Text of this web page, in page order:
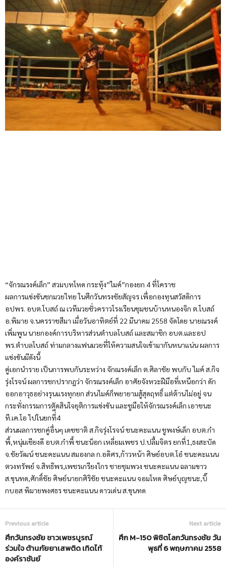
“จักรณรงค์เล็ก” สวมบทโหด กระทุ้ง”ไมค์”กองยก 4 ที่โคราช
ผลการแข่งขันชกมวยไทย ในศึกวันทรงชัยสัญจร เพื่อกองทุนสวัสดิการ
อปพร. อบต.โบสถ์ ณ เวทีมวยชั่วคราวโรงเรียนชุมชนบ้านหนองจิก ต.โบสถ์
อ.พิมาย จ.นครราชสีมา เมื่อวันอาทิตย์ที่ 22 มีนาคม 2558 จัดโดย นายณรงค์
เพิ่มพูน นายกองค์การบริหารส่วนตำบลโบสถ์ และสมาชิก อบต.และอป
พร.ตำบลโบสถ์ ท่ามกลางแฟนมวยที่ให้ความสนใจเข้ามากันหนาแน่น ผลการ
แข่งขันมีดังนี้
คู่เอกนำราย เป็นการพบกันระหว่าง จักณรงค์เล็ก ต.ศิลาชัย พบกับ ไมค์ ส.กิจ
รุ่งโรจน์ ผลการชกปรากฎว่า จักรณรงค์เล็ก อาศัยจังหวะฝีมือที่เหนือกว่า ดัก
ออกอาวุธอย่างรุนแรงทุกยก ส่วนไมค์ก็พยายามสู้สุดฤทธิ์ แต่ต้านไม่อยู่ จน
กระทั่งกรรมการตัดสินใจยุติการแข่งขัน และชูมือให้จักรณรงค์เล็ก เอาชนะ
ที.เค.โอ ไปในยกที่ื4
ส่วนผลการชกคู่อื่นๆ เดชชาติ ส.กิจรุ่งโรจน์ ชนะคะแนน ชูพงษ์เล็ก อบต.กำ
พี้,หนุ่มเชียงดี อบต.กำพี้ ชนะน็อก เหลี่ยมเพชร ป.ปลื้มจิตร ยกที่1,ธงสะบัด
จ.ชัยวัฒน์ ชนะคะแนน สมองกล ก.อดิศร,ก้าวหน้า ศิษย์อบต.โอ๋ ชนะคะแนน
ตวงทรัพย์ จ.สิทธิพร,เพชรเกรียงไกร ชายชุมพวง ชนะคะแนน ฉลามขาว
ส.ขุนทด,ศักดิ์ชัย ศิษย์นายกศิริชัย ชนะคะแนน จอมโหด ศิษย์บุญชนะ,บิ๊
กบอส พิมายพงศธร ชนะคะแนน ดาวเด่น ส.ขุนทด
Previous article
ศึกวันทรงชัย ชาวเพชรบูรณ์
ร่วมใจ ต้านภัยยาเสพติด เทิดไท้
องค์ราชันย์
Next article
ศึก M-150 พิชิตโลกวันทรงชัย วัน
พุธที่ 6 พฤษภาคม 2558